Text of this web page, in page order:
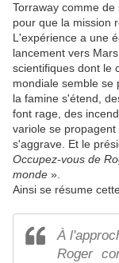
Torraway comme
pour que la mission
L'expérience a une
lancement vers
scientifiques dont le
mondiale semble se
la famine s'étend,
font rage, des
variole se
s'aggrave. Et le
Occupez-vous de
monde ».
Ainsi se résume
À
Roger